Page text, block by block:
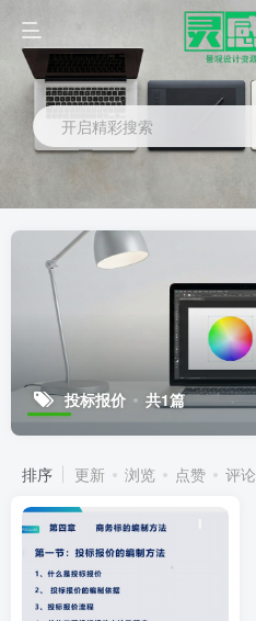
开启精彩搜索
投标报价 共1篇
排序 更新 浏览 点赞 评论